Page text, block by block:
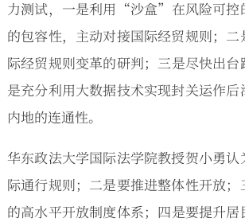
力测试，一是利用“沙盒”在风险可控
的包容性，主动对接国际经贸规则；
际经贸规则变革的研判；三是尽快出
是充分利用大数据技术实现封关运作
内地的连通性。
华东政法大学国际法学院教授贺小勇
际通行规则；二是要推进整体性开放
的高水平开放制度体系；四是要提升